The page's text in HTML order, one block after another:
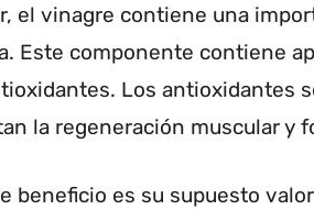
el vinagre contiene una
Este componente contiene
Los antioxidantes
la regeneración muscular y
beneficio es su supuesto